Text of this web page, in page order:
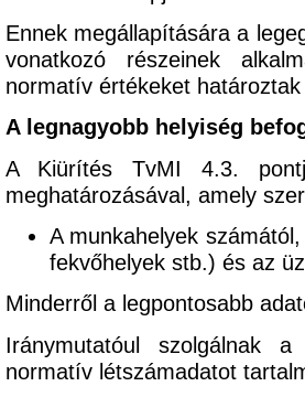
Ennek megállapítására a
vonatkozó részeinek
normatív értékeket
A legnagyobb helyiség
A Kiürítés TvMI 4.3.
meghatározásával, amely
A munkahelyek
fekvőhelyek stb.) és az
Minderről a legpontosabb
Iránymutatóul szolgálnak
normatív létszámadatot